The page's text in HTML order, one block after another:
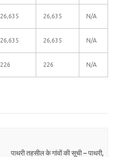
26,635 26,635 N/A
26,635 26,635 N/A
226 226 N/A
पाथरी तहसील के गांवों की सूची – पाथरी,